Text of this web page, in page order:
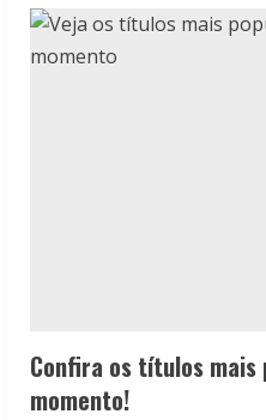
Confira os títulos mais
momento!